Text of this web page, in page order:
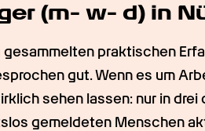
(m- w- d) in
praktischen
gut. Wenn es um
sehen lassen: nur in drei
gemeldeten Menschen